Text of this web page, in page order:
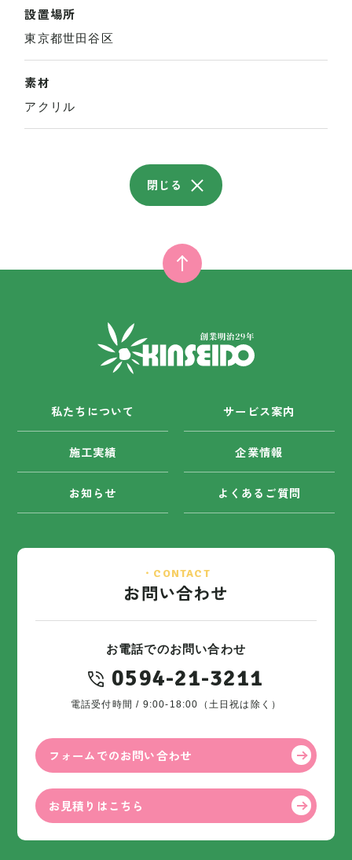
設置場所
東京都世田谷区
素材
アクリル
閉じる
私たちについて サービス案内
施工実績 企業情報
お知らせ よくあるご質問
・CONTACT
お問い合わせ
お電話でのお問い合わせ
0594-21-3211
電話受付時間 / 9:00-18:00（土日祝は除く）
フォームでのお問い合わせ
お見積りはこちら